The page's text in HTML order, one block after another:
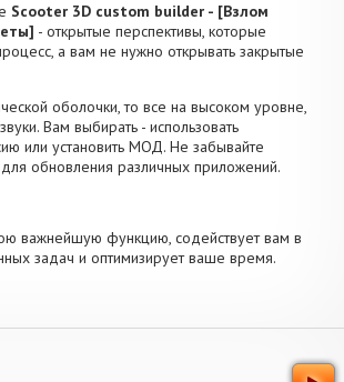
Scooter 3D custom builder - [Взлом
- открытые перспективы, которые
а вам не нужно открывать закрытые
оболочки, то все на высоком уровне,
Вам выбирать - использовать
или установить МОД. Не забывайте
обновления различных приложений.
важнейшую функцию, содействует вам в
задач и оптимизирует ваше время.